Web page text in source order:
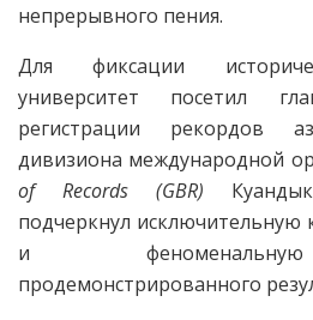
непрерывного пения.
Для фиксации
университет посетил
регистрации рекордов
дивизиона международной
of Records (GBR)
подчеркнул исключительную
и
продемонстрированного